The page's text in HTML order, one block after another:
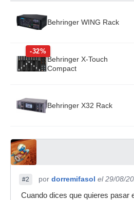
Behringer WING Rack
-32%
Behringer X-Touch
Compact
Behringer X32 Rack
#2 por dorremifasol el 29/08/
Cuando dices que quieres pasar